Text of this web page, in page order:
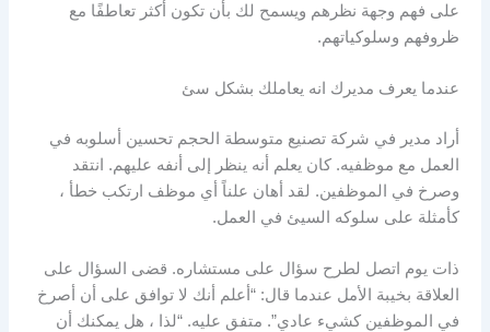
على فهم وجهة نظرهم ويسمح لك بأن تكون أكثر تعاطفًا مع
ظروفهم وسلوكياتهم.
عندما يعرف مديرك انه يعاملك بشكل سئ
أراد مدير في شركة تصنيع متوسطة الحجم تحسين أسلوبه في
العمل مع موظفيه. كان يعلم أنه ينظر إلى أنفه عليهم. انتقد
وصرخ في الموظفين. لقد أهان علناً أي موظف ارتكب خطأ ،
كأمثلة على سلوكه السيئ في العمل.
ذات يوم اتصل لطرح سؤال على مستشاره. قضى السؤال على
العلاقة بخيبة الأمل عندما قال: “أعلم أنك لا توافق على أن أصرخ
في الموظفين كشيء عادي”. متفق عليه. “لذا ، هل يمكنك أن